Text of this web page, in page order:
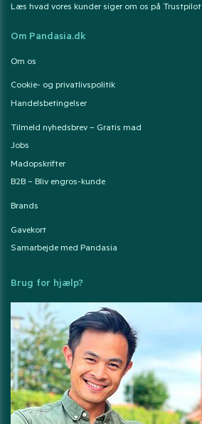
Læs hvad vores kunder siger om os på Trustpilot
Om Pandasia.dk
Om os
Cookie- og privatlivspolitik
Handelsbetingelser
Tilmeld nyhedsbrev – Gratis mad
Jobs
Madopskrifter
B2B – Bliv engros-kunde
Brands
Gavekort
Samarbejde med Pandasia
Brug for hjælp?